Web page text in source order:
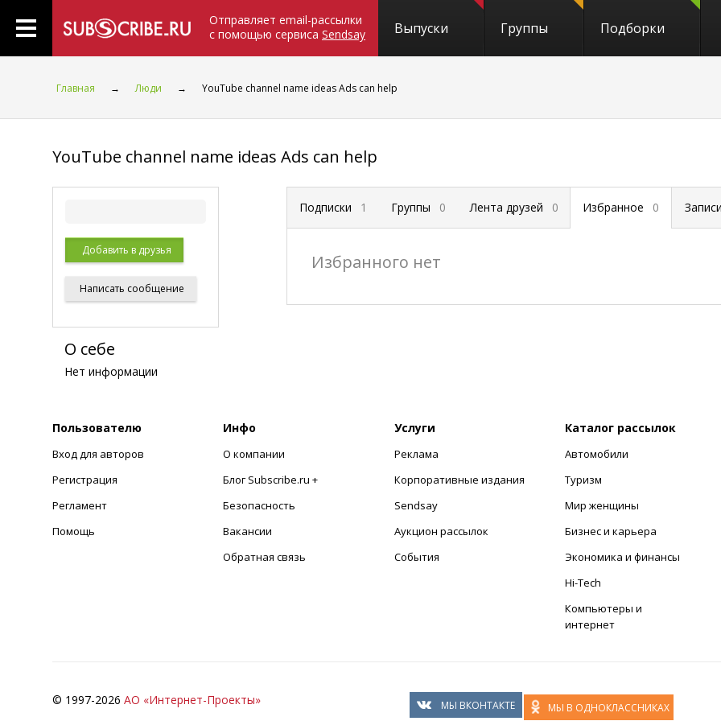
Отправляет email-рассылки
с помощью сервиса Sendsay Выпуски Группы Подборки
Главная → Люди → YouTube channel name ideas Ads can help
YouTube channel name ideas Ads can help
Добавить в друзья
Написать сообщение
О себе
Нет информации
Подписки 1 Группы 0 Лента друзей 0 Избранное 0
Избранного нет
Пользователю
Вход для авторов
Регистрация
Регламент
Помощь
Инфо
О компании
Блог Subscribe.ru +
Безопасность
Вакансии
Обратная связь
Услуги
Реклама
Корпоративные издания
Sendsay
Аукцион рассылок
События
Каталог рассылок
Автомобили
Туризм
Мир женщины
Бизнес и карьера
Экономика и финансы
Hi-Tech
Компьютеры и
интернет
© 1997-2026 АО «Интернет-Проекты» МЫ ВКОНТАКТЕ МЫ В ОДНОКЛАССНИКАХ